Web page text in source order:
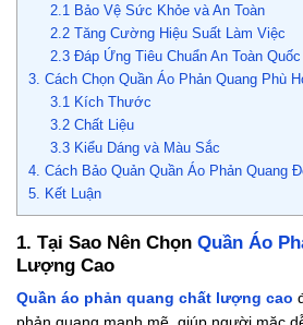
2.1 Bảo Vệ Sức Khỏe và An Toàn
2.2 Tăng Cường Hiệu Suất Làm Việc
2.3 Đáp Ứng Tiêu Chuẩn An Toàn
3. Cách Chọn Quần Áo Phản Quang Phù
3.1 Kích Thước
3.2 Chất Liệu
3.3 Kiểu Dáng và Màu Sắc
4. Cách Bảo Quản Quần Áo Phản Quang
5. Kết Luận
1. Tại Sao Nên Chọn Quần Áo
Lượng Cao
Quần áo phản quang chất lượng cao